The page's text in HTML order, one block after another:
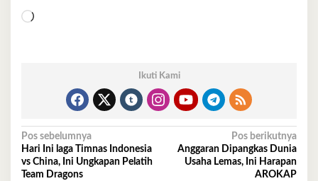
Memuat...
Ikuti Kami
Navigasi
pos
Pos sebelumnya
Hari Ini laga Timnas Indonesia
vs China, Ini Ungkapan Pelatih
Team Dragons
Pos berikutnya
Anggaran Dipangkas Dunia
Usaha Lemas, Ini Harapan
AROKAP